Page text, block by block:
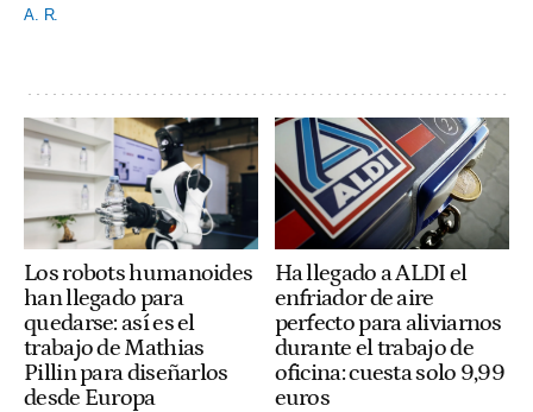
A. R.
Los robots humanoides
han llegado para
quedarse: así es el
trabajo de Mathias
Pillin para diseñarlos
desde Europa
Ha llegado a ALDI el
enfriador de aire
perfecto para aliviarnos
durante el trabajo de
oficina: cuesta solo 9,99
euros